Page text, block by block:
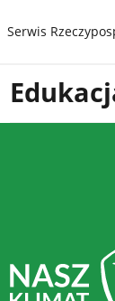
gov.pl
Serwis